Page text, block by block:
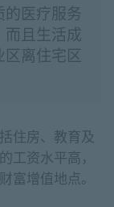
的医疗服务
而且生活成
离住宅区
住房、教育及
工资水平高，
富增值地点。